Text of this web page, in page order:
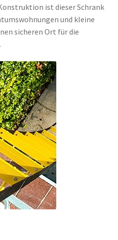
ist dieser Schrank
und kleine
sicheren Ort für die